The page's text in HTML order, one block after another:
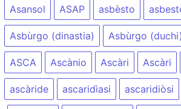
Asansol ASAP asbèsto
Asbùrgo (dinastia) Asbùrgo (duchi)
ASCA Ascànio Ascàri Ascàri
ascàride ascaridìasi ascaridiòsi